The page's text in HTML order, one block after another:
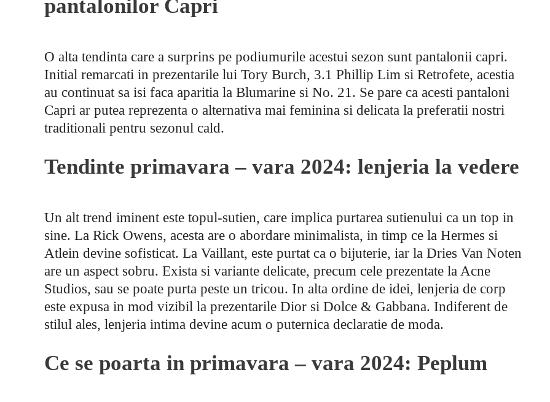
pantalonilor Capri
O alta tendinta care a surprins pe podiumurile acestui sezon sunt pantalonii capri.
Initial remarcati in prezentarile lui Tory Burch, 3.1 Phillip Lim si Retrofete, acestia
au continuat sa isi faca aparitia la Blumarine si No. 21. Se pare ca acesti pantaloni
Capri ar putea reprezenta o alternativa mai feminina si delicata la preferatii nostri
traditionali pentru sezonul cald.
Tendinte primavara – vara 2024: lenjeria la vedere
Un alt trend iminent este topul-sutien, care implica purtarea sutienului ca un top in
sine. La Rick Owens, acesta are o abordare minimalista, in timp ce la Hermes si
Atlein devine sofisticat. La Vaillant, este purtat ca o bijuterie, iar la Dries Van Noten
are un aspect sobru. Exista si variante delicate, precum cele prezentate la Acne
Studios, sau se poate purta peste un tricou. In alta ordine de idei, lenjeria de corp
este expusa in mod vizibil la prezentarile Dior si Dolce & Gabbana. Indiferent de
stilul ales, lenjeria intima devine acum o puternica declaratie de moda.
Ce se poarta in primavara – vara 2024: Peplum